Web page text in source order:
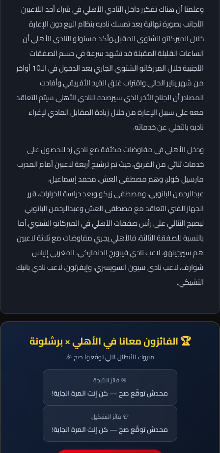
وعلمنا أن هناك تفكير داخل النادي الأهلي في شراء أحد اللاعبين
الأجانب بصورة نهائية بعد تمسك ناديه بنظام البيع دون الإعارة
خلال الميركاتو الشتوي المقبل.وأكد مسئولو النادي الأهلي أن
الساعات القليلة المقبلة قد تشهد سرعة في حسم الصفقات
الأجنبية خلال الميركاتو الشتوي الجاري بعد الدخول في الـ10 أواخر
من شهر يناير الحالي واقتراب غلق القيد الأفريقي.وأفادت
المصادر أن الجناح الأخر الذي سيرصده النادي الأهلي سيتم التعاقد
معه على سبيل الإعارة من خلال زيادة المقابل المادي لإغراء
ناديه بالتخلي عن خدماته.
ودخل الأهلي في مفاوضات مكثفة مع نادي زد للحصول على
خدمات ثنائي من الفريق، حيث تم ترشيح أربعة لاعبين أمام المدرب
مارسيل كولر، وهم مصطفى العش، محمد إسماعيل،
عبدالرحمن البانوبي، ومصطفى زيكو.وبعد دراسة الخيارات، قرر
الجهاز الفني التعاقد مع مصطفى العش وعبدالرحمن البانوبي
ليصبح الثنائي على رأس صفقات الأهلي في الميركاتو الشتوي.أما
بالنسبة للصفقة الثالثة، فالأهلي يجري مفاوضات مع ثلاثة لاعبين
هم سيرجينهو، لاعب نادي فيبورج الدنماركي، المغربي إلياس
شوارف، لاعب نادي سيون السويسري، وإيفرتون، لاعب نادي بانيك
التشيكي.
🏆 الفائزون معانا في الأهلي × برشلونة
مبروك للأبطال اللي توقّعوا صح 🎉
🎯 فائز النتيجة
محدش توقّع صح — كن إنت المرة الجاية!
👕 فائز التشكيل
محدش توقّع صح — كن إنت المرة الجاية!